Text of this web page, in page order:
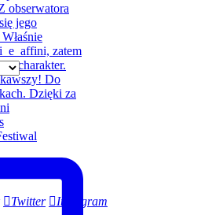
Twitter Instagram